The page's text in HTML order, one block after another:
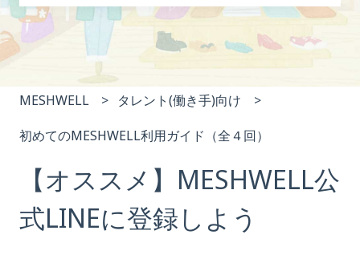
検索フィールドが空なので、候補はありません。
MESHWELL
タレント(働き手)向け
初めてのMESHWELL利用ガイド（全４回）
【オススメ】MESHWELL公
式LINEに登録しよう